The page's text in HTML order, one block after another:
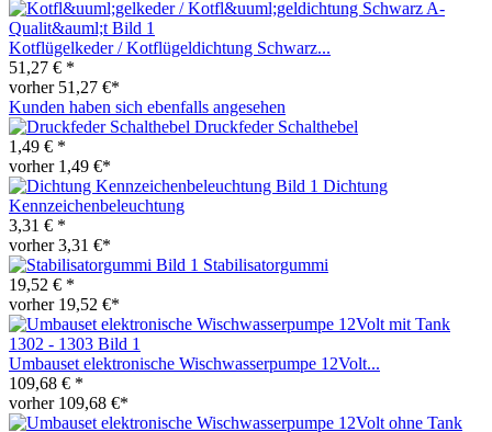
Kotflügelkeder / Kotflügeldichtung Schwarz...
51,27 € *
vorher 51,27 €*
Kunden haben sich ebenfalls angesehen
Druckfeder Schalthebel
1,49 € *
vorher 1,49 €*
Dichtung
Kennzeichenbeleuchtung
3,31 € *
vorher 3,31 €*
Stabilisatorgummi
19,52 € *
vorher 19,52 €*
Umbauset elektronische Wischwasserpumpe 12Volt...
109,68 € *
vorher 109,68 €*